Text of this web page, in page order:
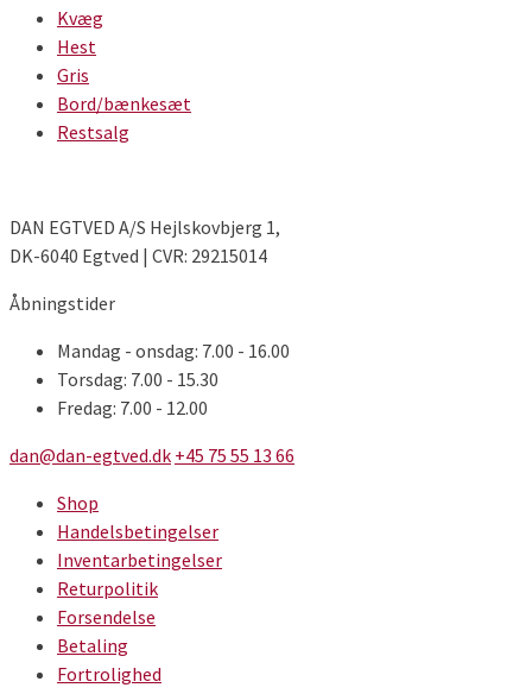
Kvæg
Hest
Gris
Bord/bænkesæt
Restsalg
DAN EGTVED A/S Hejlskovbjerg 1,
DK-6040 Egtved | CVR: 29215014
Åbningstider
Mandag - onsdag: 7.00 - 16.00
Torsdag: 7.00 - 15.30
Fredag: 7.00 - 12.00
dan@dan-egtved.dk +45 75 55 13 66
Shop
Handelsbetingelser
Inventarbetingelser
Returpolitik
Forsendelse
Betaling
Fortrolighed